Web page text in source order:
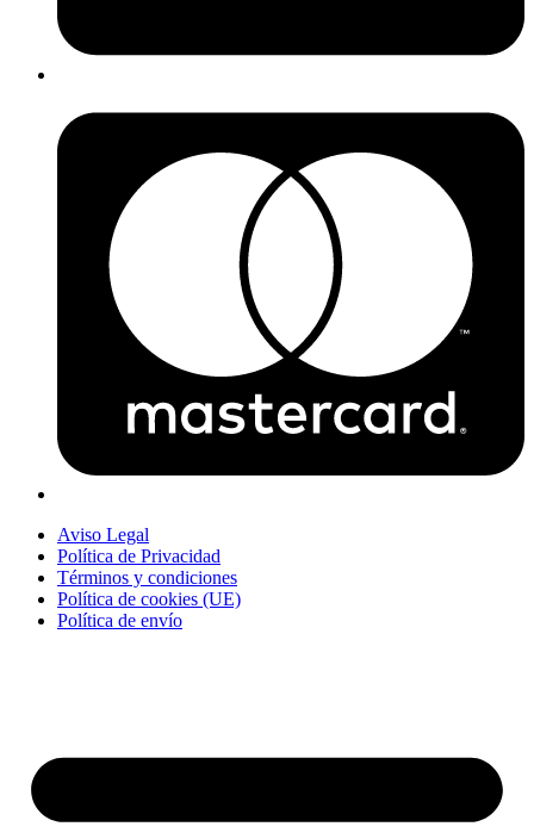
Aviso Legal
Política de Privacidad
Términos y condiciones
Política de cookies (UE)
Política de envío